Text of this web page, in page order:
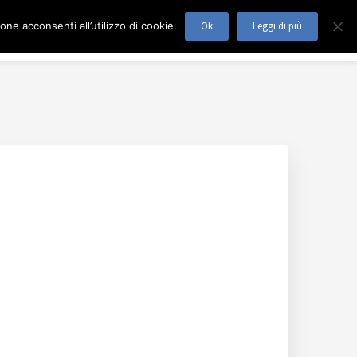
TRATTAMENTI DOVE SIAMO CONTATTI
acconsenti all’utilizzo di cookie. Ok Leggi di più